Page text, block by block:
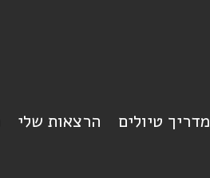
מדריך טיולים הרצאות שלי